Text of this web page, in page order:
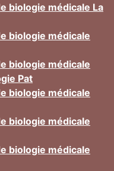
biologie médicale La
biologie médicale
biologie médicale
Pat
biologie médicale
biologie médicale
biologie médicale